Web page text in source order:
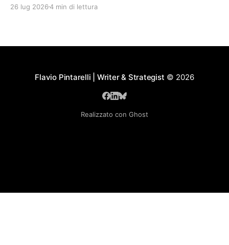
26 lug 20264 min di lettura
Flavio Pintarelli | Writer & Strategist © 2026
Realizzato con Ghost